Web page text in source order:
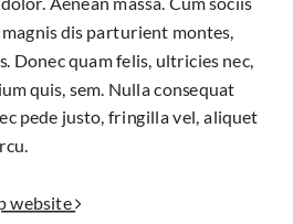
dis parturient montes,
Donec quam felis, ultricies nec,
quis, sem. Nulla consequat
pede justo, fringilla vel, aliquet
website